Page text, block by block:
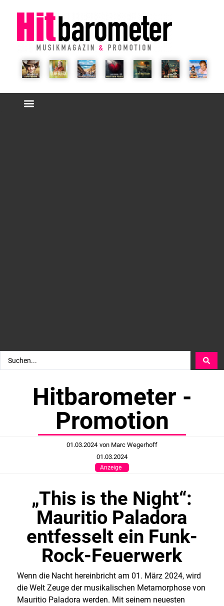
Hitbarometer -
Promotion
01.03.2024 von Marc Wegerhoff
01.03.2024
Anzeige
„This is the Night“:
Mauritio Paladora
entfesselt ein Funk-
Rock-Feuerwerk
Wenn die Nacht hereinbricht am 01. März 2024, wird
die Welt Zeuge der musikalischen Metamorphose von
Mauritio Paladora werden. Mit seinem neuesten